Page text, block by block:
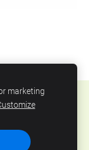
Tel.: +371
marketing